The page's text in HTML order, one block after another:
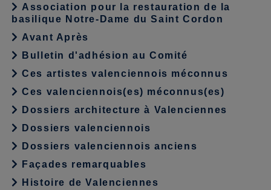
Association pour la restauration de la
basilique Notre-Dame du Saint Cordon
Avant Après
Bulletin d'adhésion au Comité
Ces artistes valenciennois méconnus
Ces valenciennois(es) méconnus(es)
Dossiers architecture à Valenciennes
Dossiers valenciennois
Dossiers valenciennois anciens
Façades remarquables
Histoire de Valenciennes